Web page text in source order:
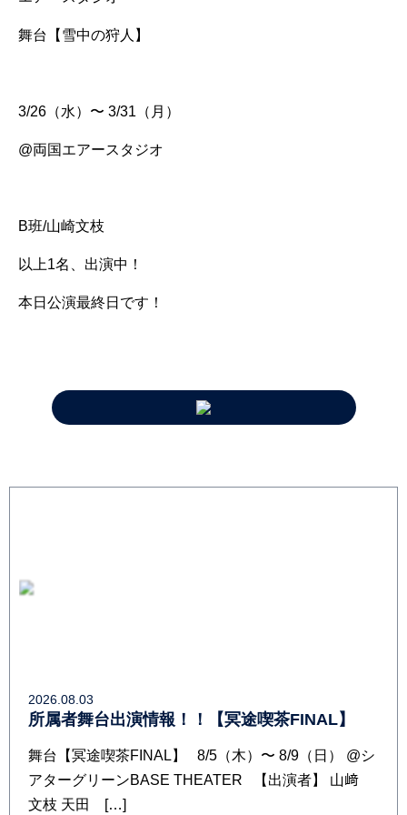
舞台【雪中の狩人】
3/26（水）〜 3/31（月）
@両国エアースタジオ
B班/山崎文枝
以上1名、出演中！
本日公演最終日です！
2026.08.03
所属者舞台出演情報！！【冥途喫茶FINAL】
舞台【冥途喫茶FINAL】 8/5（木）〜 8/9（日） @シ
アターグリーンBASE THEATER 【出演者】 山﨑
文枝 天田 […]